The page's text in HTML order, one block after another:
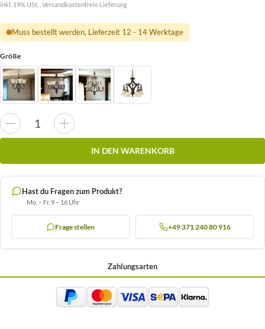
inkl. 19% USt. , Versandkostenfreie Lieferung
Muss bestellt werden, Lieferzeit 12 - 14 Werktage
Größe
IN DEN WARENKORB
Hast du Fragen zum Produkt?
Mo. – Fr. 9 – 16 Uhr
Frage stellen +49 371 240 80 916
Zahlungsarten